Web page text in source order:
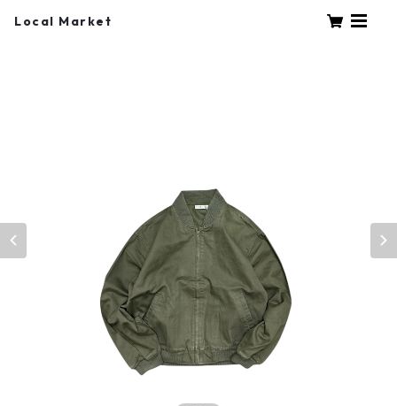
Local Market